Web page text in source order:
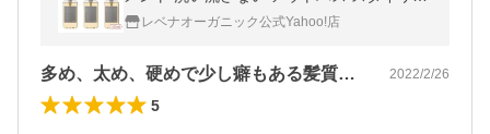
グ レベナオーガニック 145ml×3
レベナオーガニック公式Yahoo!店
多め、太め、硬めで少し癖もある髪質です… 2022/2/26
5